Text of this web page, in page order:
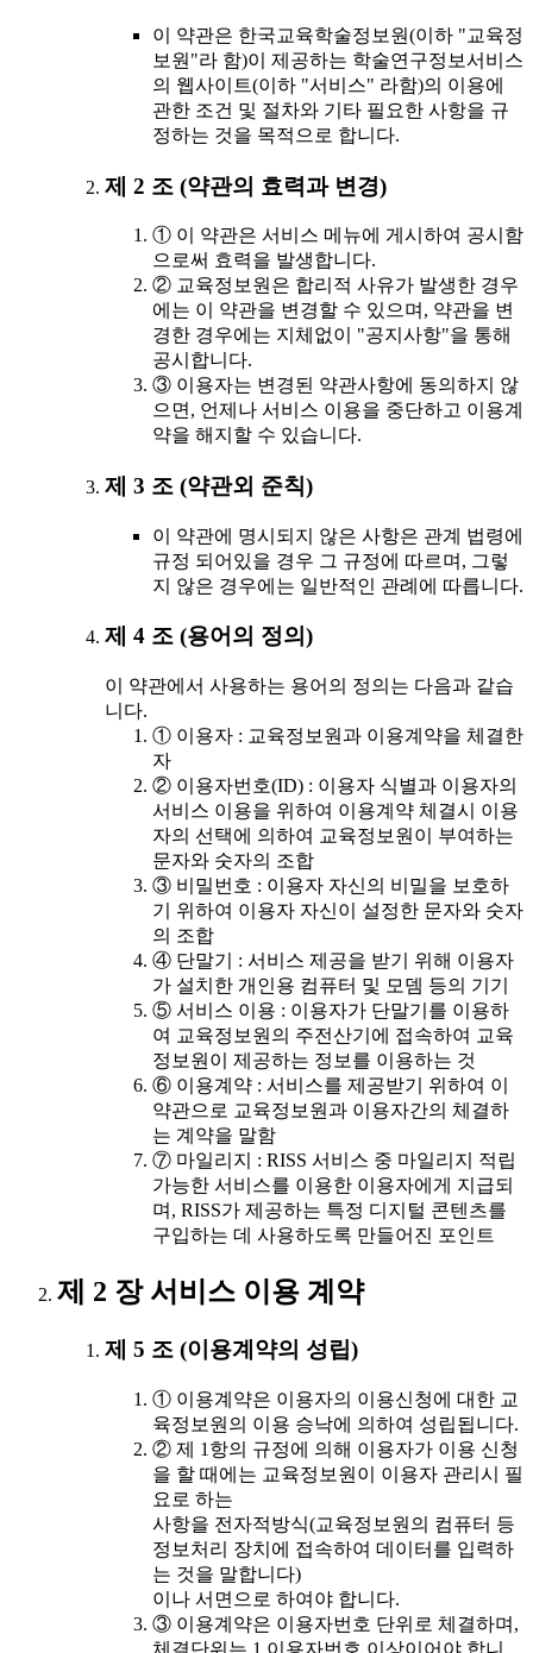
이 약관은 한국교육학술정보원(이하 "교육정
보원"라 함)이 제공하는 학술연구정보서비스
의 웹사이트(이하 "서비스" 라함)의 이용에
관한 조건 및 절차와 기타 필요한 사항을 규
정하는 것을 목적으로 합니다.
제 2 조 (약관의 효력과 변경)
① 이 약관은 서비스 메뉴에 게시하여 공시함
으로써 효력을 발생합니다.
② 교육정보원은 합리적 사유가 발생한 경우
에는 이 약관을 변경할 수 있으며, 약관을 변
경한 경우에는 지체없이 "공지사항"을 통해
공시합니다.
③ 이용자는 변경된 약관사항에 동의하지 않
으면, 언제나 서비스 이용을 중단하고 이용계
약을 해지할 수 있습니다.
제 3 조 (약관외 준칙)
이 약관에 명시되지 않은 사항은 관계 법령에
규정 되어있을 경우 그 규정에 따르며, 그렇
지 않은 경우에는 일반적인 관례에 따릅니다.
제 4 조 (용어의 정의)
이 약관에서 사용하는 용어의 정의는 다음과 같습
니다.
① 이용자 : 교육정보원과 이용계약을 체결한
자
② 이용자번호(ID) : 이용자 식별과 이용자의
서비스 이용을 위하여 이용계약 체결시 이용
자의 선택에 의하여 교육정보원이 부여하는
문자와 숫자의 조합
③ 비밀번호 : 이용자 자신의 비밀을 보호하
기 위하여 이용자 자신이 설정한 문자와 숫자
의 조합
④ 단말기 : 서비스 제공을 받기 위해 이용자
가 설치한 개인용 컴퓨터 및 모뎀 등의 기기
⑤ 서비스 이용 : 이용자가 단말기를 이용하
여 교육정보원의 주전산기에 접속하여 교육
정보원이 제공하는 정보를 이용하는 것
⑥ 이용계약 : 서비스를 제공받기 위하여 이
약관으로 교육정보원과 이용자간의 체결하
는 계약을 말함
⑦ 마일리지 : RISS 서비스 중 마일리지 적립
가능한 서비스를 이용한 이용자에게 지급되
며, RISS가 제공하는 특정 디지털 콘텐츠를
구입하는 데 사용하도록 만들어진 포인트
제 2 장 서비스 이용 계약
제 5 조 (이용계약의 성립)
① 이용계약은 이용자의 이용신청에 대한 교
육정보원의 이용 승낙에 의하여 성립됩니다.
② 제 1항의 규정에 의해 이용자가 이용 신청
을 할 때에는 교육정보원이 이용자 관리시 필
요로 하는
사항을 전자적방식(교육정보원의 컴퓨터 등
정보처리 장치에 접속하여 데이터를 입력하
는 것을 말합니다)
이나 서면으로 하여야 합니다.
③ 이용계약은 이용자번호 단위로 체결하며,
체결단위는 1 이용자번호 이상이어야 합니